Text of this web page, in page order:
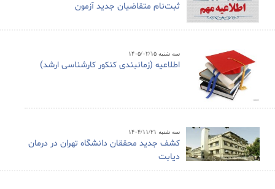
ثبت‌نام متقاضیان جدید آزمون
سه شنبه ۱۴۰۵/۰۲/۱۵
اطلاعیه (زمانبندی کنکور کارشناسی ارشد)
سه شنبه ۱۴۰۴/۱۱/۲۱
کشف جدید محققان دانشگاه تهران در درمان
دیابت